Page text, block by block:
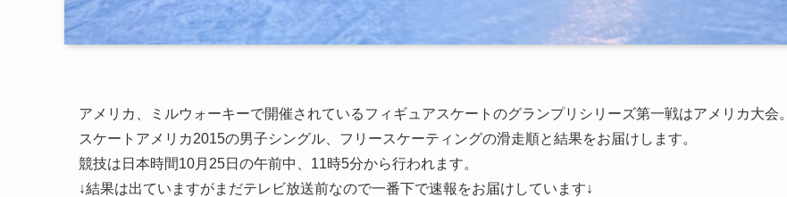
アメリカ、ミルウォーキーで開催されているフィギュアスケートのグランプリシリーズ第一戦はアメリカ大会。
スケートアメリカ2015の男子シングル、フリースケーティングの滑走順と結果をお届けします。
競技は日本時間10月25日の午前中、11時5分から行われます。
↓結果は出ていますがまだテレビ放送前なので一番下で速報をお届けしています↓